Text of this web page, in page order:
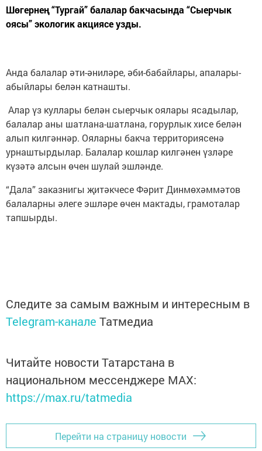
Шөгернең “Тургай” балалар бакчасында “Сыерчык
оясы” экологик акциясе узды.
Анда балалар әти-әниләре, әби-бабайлары, апалары-
абыйлары белән катнашты.
Алар үз куллары белән сыерчык оялары ясадылар,
балалар аны шатлана-шатлана, горурлык хисе белән
алып килгәннәр. Ояларны бакча территориясенә
урнаштырдылар. Балалар кошлар килгәнен үзләре
күзәтә алсын өчен шулай эшләнде.
“Дала” заказнигы җитәкчесе Фәрит Динмөхәммәтов
балаларны әлеге эшләре өчен мактады, грамоталар
тапшырды.
Следите за самым важным и интересным в
Telegram-канале Татмедиа
Читайте новости Татарстана в
национальном мессенджере MАХ:
https://max.ru/tatmedia
Перейти на страницу новости